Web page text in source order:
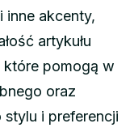
inne akcenty,
artykułu
pomogą w
oraz
i preferencji